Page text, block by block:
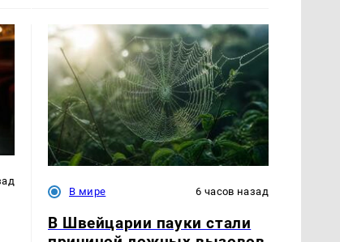
В мире 6 часов назад
В Швейцарии пауки стали